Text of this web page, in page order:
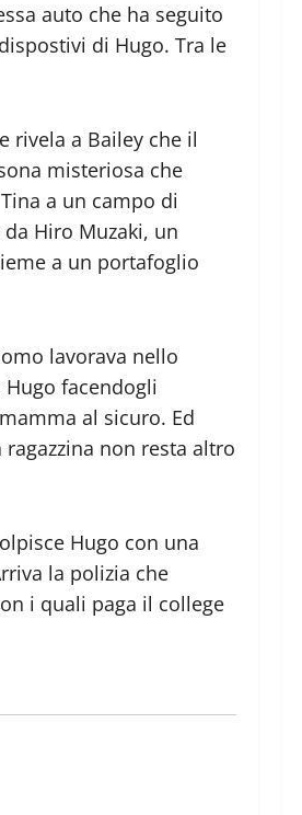
auto che ha seguito
di Hugo. Tra le
rivela a Bailey che il
misteriosa che
a un campo di
Hiro Muzaki, un
a un portafoglio
lavorava nello
facendogli
al sicuro. Ed
non resta altro
Hugo con una
la polizia che
i quali paga il college